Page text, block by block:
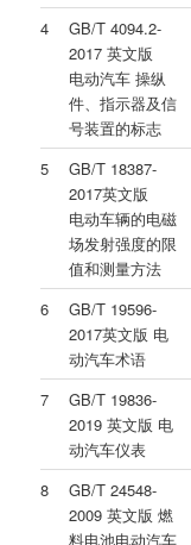
4
GB/T 4094.2-
2017 英文版
电动汽车 操纵
件、指示器及信
号装置的标志
5
GB/T 18387-
2017英文版
电动车辆的电磁
场发射强度的限
值和测量方法
6
GB/T 19596-
2017英文版 电
动汽车术语
7
GB/T 19836-
2019 英文版 电
动汽车仪表
8
GB/T 24548-
2009 英文版 燃
料电池电动汽车